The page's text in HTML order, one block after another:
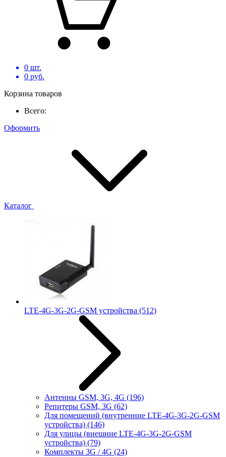
0 шт.
0 руб.
Корзина товаров
Всего:
Оформить
Каталог
LTE-4G-3G-2G-GSM устройства (512)
Антенны GSM, 3G, 4G (196)
Репитеры GSM, 3G (62)
Для помещений (внутренние LTE-4G-3G-2G-GSM
устройства) (146)
Для улицы (внешние LTE-4G-3G-2G-GSM
устройства) (79)
Комплекты 3G / 4G (24)